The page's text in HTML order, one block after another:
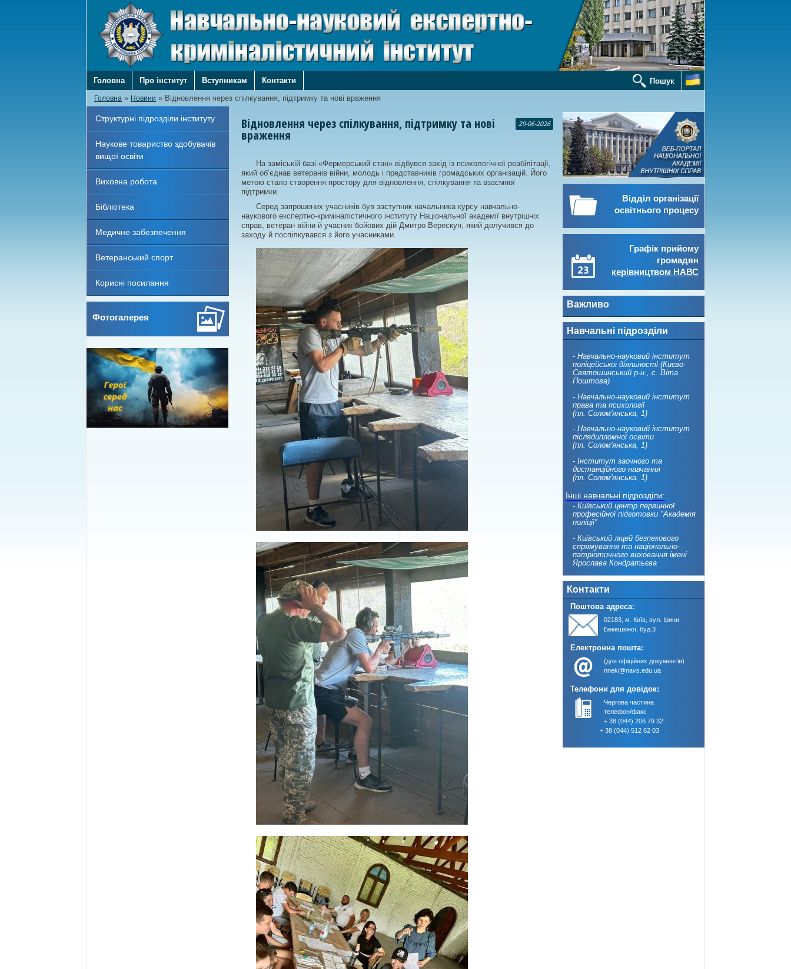
Головна Про інститут Вступникам Контакти Пошук
Головна » Новини » Відновлення через спілкування, підтримку та нові враження
Структурні підрозділи інституту
Наукове товариство здобувачів
вищої освіти
Виховна робота
Бібліотека
Медичне забезпечення
Ветеранський спорт
Корисні посилання
Фотогалерея
Відновлення через спілкування, підтримку та нові
враження
29-06-2026
На заміській базі «Фермерський стан» відбувся захід із психологічної реабілітації,
який об’єднав ветеранів війни, молодь і представників громадських організацій. Його
метою стало створення простору для відновлення, спілкування та взаємної
підтримки.
Серед запрошених учасників був заступник начальника курсу навчально-
наукового експертно-криміналістичного інституту Національної академії внутрішніх
справ, ветеран війни й учасник бойових дій Дмитро Верескун, який долучився до
заходу й поспілкувався з його учасниками.
Відділ організації
освітнього процесу
Графік прийому
громадян
керівництвом НАВС
Важливо
Навчальні підрозділи
- Навчально-науковий інститут
поліцейської діяльності (Києво-
Святошинський р-н., с. Віта
Поштова)
- Навчально-науковий інститут
права та психології
(пл. Солом'янська, 1)
- Навчально-науковий інститут
післядипломної освіти
(пл. Солом'янська, 1)
- Інститут заочного та
дистанційного навчання
(пл. Солом'янська, 1)
Інші навчальні підрозділи:
- Київський центр первинної
професійної підготовки "Академія
поліції"
- Київський ліцей безпекового
спрямування та національно-
патріотичного виховання імені
Ярослава Кондратьєва
Контакти
Поштова адреса:
02183, м. Київ, вул. Ірини
Бекешкіної, буд.3
Електронна пошта:
(для офіційних документів)
nneki@navs.edu.ua
Телефони для довідок:
Чергова частина
телефон/факс
+ 38 (044) 206 79 32
+ 38 (044) 512 62 03